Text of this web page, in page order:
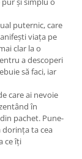
puternic, care
viața pe
clar la o
a descoperi
să faci, iar
care ai nevoie
în
pachet. Pune-
dorința ta cea
ce îți